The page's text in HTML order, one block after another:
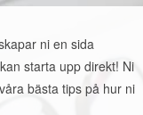
ni en sida
starta upp direkt! Ni
bästa tips på hur ni